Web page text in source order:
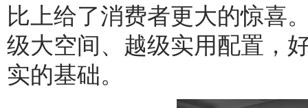
比上给了消费者更大的惊喜
级大空间、越级实用配置，
实的基础。